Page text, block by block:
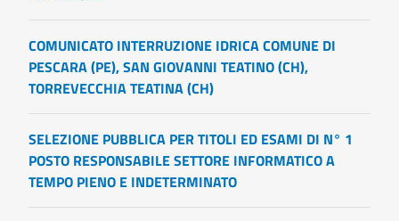
COMUNICATO INTERRUZIONE IDRICA COMUNE DI
PESCARA (PE), SAN GIOVANNI TEATINO (CH),
TORREVECCHIA TEATINA (CH)
SELEZIONE PUBBLICA PER TITOLI ED ESAMI DI N° 1
POSTO RESPONSABILE SETTORE INFORMATICO A
TEMPO PIENO E INDETERMINATO